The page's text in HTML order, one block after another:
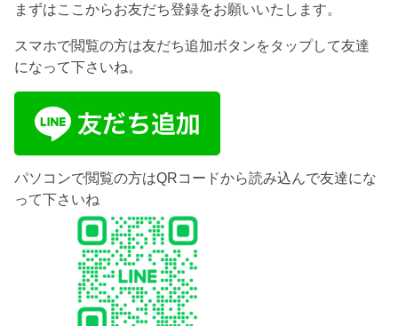
まずはここからお友だち登録をお願いいたします。
スマホで閲覧の方は友だち追加ボタンをタップして友達
になって下さいね。
パソコンで閲覧の方はQRコードから読み込んで友達にな
って下さいね